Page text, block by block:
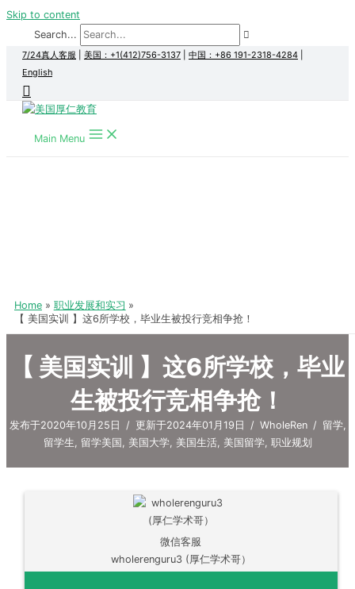
Skip to content
Search...
7/24真人客服 美国：+1(412)756-3137 中国：+86 191-2318-4284
English
Main Menu
Home
职业发展和实习
【 美国实训 】这6所学校，毕业生被投行竞相争抢！
【 美国实训 】这6所学校，毕业
生被投行竞相争抢！
发布于2020年10月25日 / 更新于2024年01月19日 / WholeRen / 留学,
留学生, 留学美国 , 美国大学, 美国生活, 美国留学, 职业规划
微信客服
wholerenguru3 (厚仁学术哥）